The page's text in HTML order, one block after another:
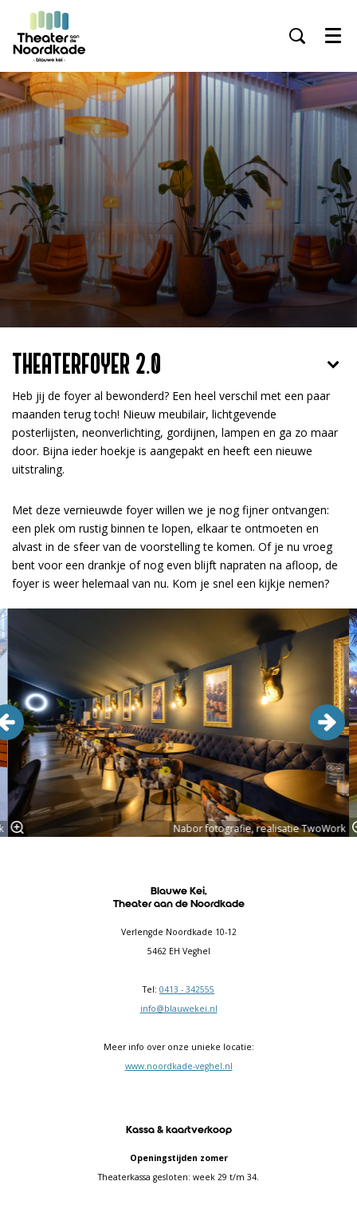
Menu
THEATERFOYER 2.0
Heb jij de foyer al bewonderd? Een heel verschil met een paar
maanden terug toch! Nieuw meubilair, lichtgevende
posterlijsten, neonverlichting, gordijnen, lampen en ga zo maar
door. Bijna ieder hoekje is aangepakt en heeft een nieuwe
uitstraling.
Met deze vernieuwde foyer willen we je nog fijner ontvangen:
een plek om rustig binnen te lopen, elkaar te ontmoeten en
alvast in de sfeer van de voorstelling te komen. Of je nu vroeg
bent voor een drankje of nog even blijft napraten na afloop, de
foyer is weer helemaal van nu. Kom je snel een kijkje nemen?
Overslaan
Nabor fotografie, realisatie TwoWork
Inzoomen
Blauwe Kei,
Theater aan de Noordkade
Verlengde Noordkade 10-12
5462 EH Veghel
Tel: 0413 - 342555
info@blauwekei.nl
Meer info over onze unieke locatie:
www.noordkade-veghel.nl
Kassa & kaartverkoop
Openingstijden zomer
Theaterkassa gesloten: week 29 t/m 34.